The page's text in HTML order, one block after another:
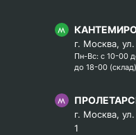
г. Москва,
Пн-Вс: с 10-00
до 18-00 (склад)
г. Москва,
1